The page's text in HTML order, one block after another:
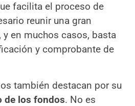
facilita el proceso de
reunir una gran
en muchos casos, basta
y comprobante de
también destacan por su
de los fondos. No es